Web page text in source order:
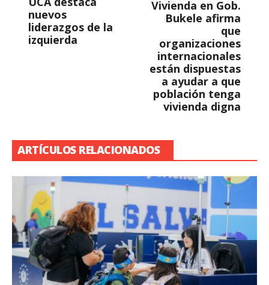
nuevos
liderazgos de la
izquierda
Vivienda en Gob.
Bukele afirma
que
organizaciones
internacionales
están dispuestas
a ayudar a que
población tenga
vivienda digna
ARTÍCULOS RELACIONADOS